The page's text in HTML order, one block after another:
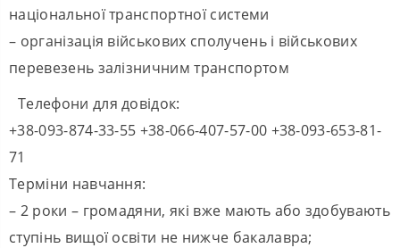
національної транспортної системи
– організація військових сполучень і військових
перевезень залізничним транспортом
Телефони для довідок:
+38-093-874-33-55 +38-066-407-57-00 +38-093-653-81-
71
Терміни навчання:
– 2 роки – громадяни, які вже мають або здобувають
ступінь вищої освіти не нижче бакалавра;